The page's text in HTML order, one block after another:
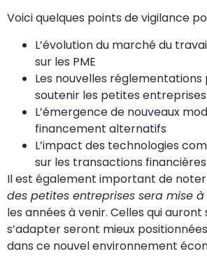
Voici quelques points de vigilance
L’évolution du marché du
sur les PME
Les nouvelles
soutenir les petites entreprises
L’émergence de nouveaux
financement alternatifs
L’impact des technologies
sur les transactions financières
Il est également important de
des petites entreprises sera mise à
les années à venir. Celles qui
s’adapter seront mieux
dans ce nouvel environnement